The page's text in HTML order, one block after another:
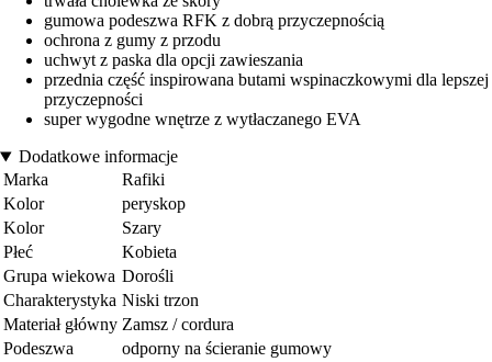
gumowa podeszwa RFK z dobrą przyczepnością
ochrona z gumy z przodu
uchwyt z paska dla opcji zawieszania
przednia część inspirowana butami wspinaczkowymi dla lepszej
przyczepności
super wygodne wnętrze z wytłaczanego EVA
Dodatkowe informacje
Marka
Rafiki
Kolor
peryskop
Kolor
Szary
Płeć
Kobieta
Grupa wiekowa Dorośli
Charakterystyka Niski trzon
Materiał główny Zamsz / cordura
Podeszwa
odporny na ścieranie gumowy